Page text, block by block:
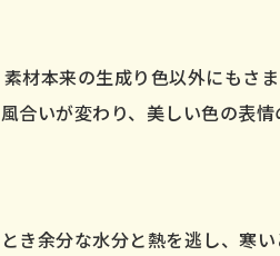
材本来の生成り色以外にもさ
合いが変わり、美しい色の表情
き余分な水分と熱を逃し、寒